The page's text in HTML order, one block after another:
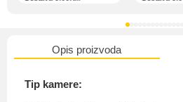
Opis proizvoda
Tip kamere: